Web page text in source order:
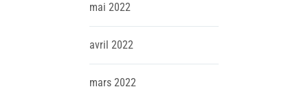
mai 2022
avril 2022
mars 2022